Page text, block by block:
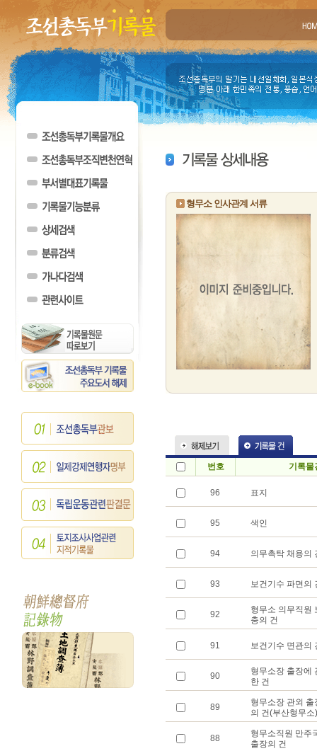
형무소 인사관계 서류
번호 기록물
96 표지
95 색인
94 의무촉탁 채용의
93 보건기수 파면의
92
형무소 의무직원
충의 건
91 보건기수 면관의
90
형무소장 출장에
한 건
89
형무소장 관외 출
의 건(부산형무소)
88
형무소직원 만주
출장의 건